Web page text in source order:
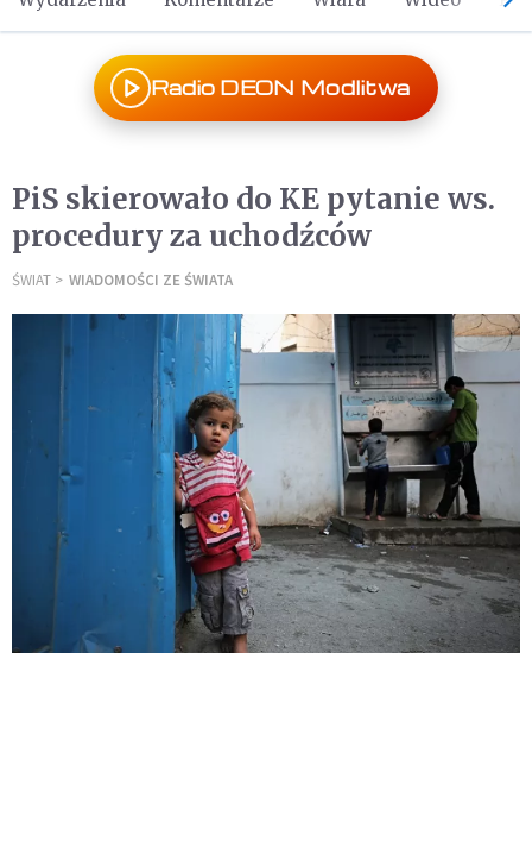
Radio DEON Modlitwa
PiS skierowało do KE pytanie ws.
procedury za uchodźców
ŚWIAT WIADOMOŚCI ZE ŚWIATA